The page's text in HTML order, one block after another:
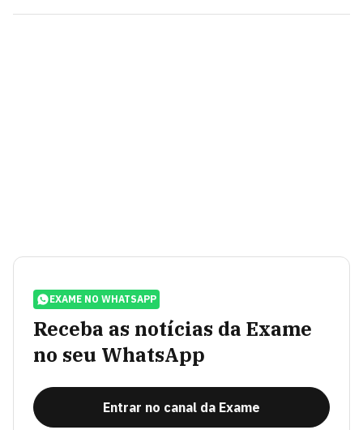
EXAME NO WHATSAPP
Receba as notícias da Exame
no seu WhatsApp
Entrar no canal da Exame